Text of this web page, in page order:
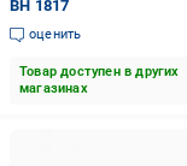
BH 1817
оценить
Товар доступен в других
магазинах